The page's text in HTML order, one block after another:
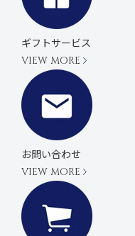
ギフトサービス
VIEW MORE
お問い合わせ
VIEW MORE